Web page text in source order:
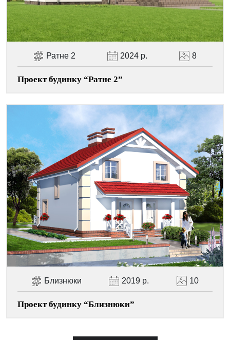
Ратне 2 2024 р. 8
Проект будинку “Ратне 2”
Близнюки 2019 р. 10
Проект будинку “Близнюки”